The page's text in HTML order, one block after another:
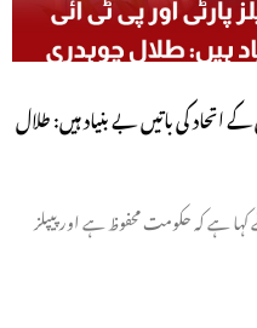
اتحاد کی باتیں بے بنیاد ہیں: طلال
ہے کہ حکومت محفوظ ہے اور پیپلز